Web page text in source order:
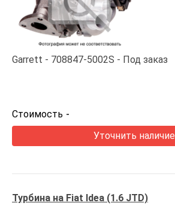
Garrett 708847-5002S Под заказ
Стоимость -
Уточнить наличие
Турбина на Fiat Idea (1.6 JTD)